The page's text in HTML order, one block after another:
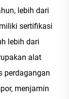
lebih dari
sertifikasi
lebih dari
alat
perdagangan
menjamin